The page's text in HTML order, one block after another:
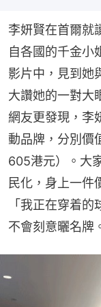
李妍賢在首爾就
自各國的千金小
影片中，見到她
大讚她的一對大
網友更發現，李
動品牌，分別價
605港元）。大
民化，身上一件
「我正在穿着
不會刻意曬名牌